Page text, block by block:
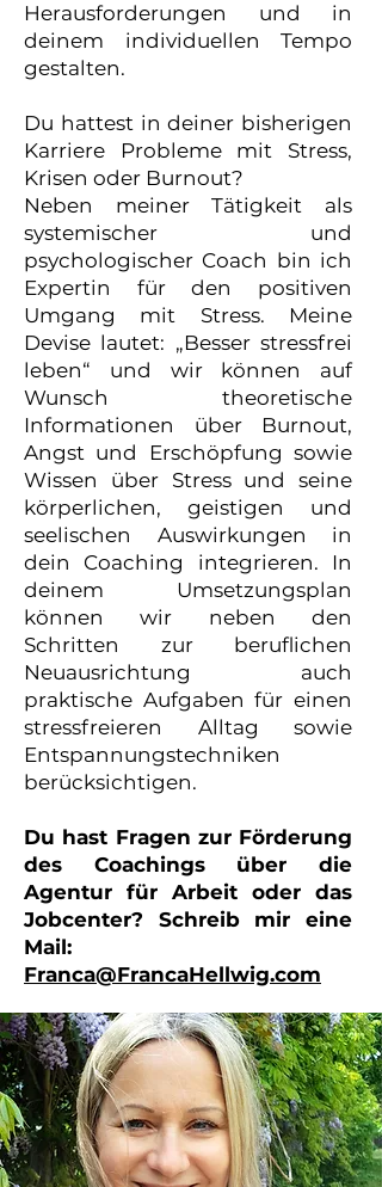
Herausforderungen und in
deinem individuellen Tempo
gestalten.
Du hattest in deiner bisherigen
Karriere Probleme mit Stress,
Krisen oder Burnout?
Neben meiner Tätigkeit als
systemischer und
psychologischer Coach bin ich
Expertin für den positiven
Umgang mit Stress. Meine
Devise lautet: „Besser stressfrei
leben“ und wir können auf
Wunsch theoretische
Informationen über Burnout,
Angst und Erschöpfung sowie
Wissen über Stress und seine
körperlichen, geistigen und
seelischen Auswirkungen in
dein Coaching integrieren. In
deinem Umsetzungsplan
können wir neben den
Schritten zur beruflichen
Neuausrichtung auch
praktische Aufgaben für einen
stressfreieren Alltag sowie
Entspannungstechniken
berücksichtigen.
Du hast Fragen zur Förderung
des Coachings über die
Agentur für Arbeit oder das
Jobcenter? Schreib mir eine
Mail:
Franca@FrancaHellwig.com